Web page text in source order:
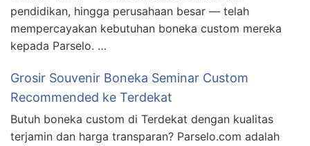
pendidikan, hingga perusahaan besar — telah
mempercayakan kebutuhan boneka custom mereka
kepada Parselo. …
Grosir Souvenir Boneka Seminar Custom
Recommended ke Terdekat
Butuh boneka custom di Terdekat dengan kualitas
terjamin dan harga transparan? Parselo.com adalah